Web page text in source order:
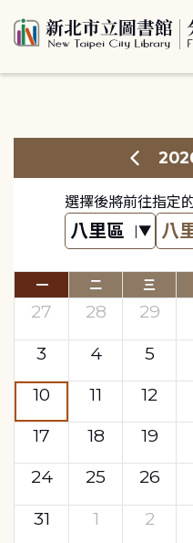
選擇後將前往指定
一 二 三
27 28 29
3
4 5
10
11 12
17
18 19
24
25 26
31
1 2